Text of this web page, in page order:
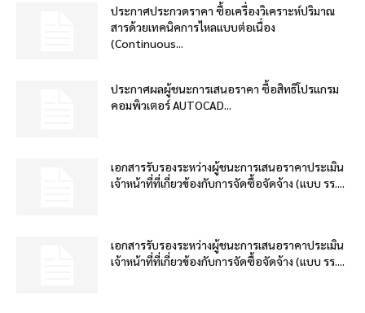
ประกาศประกวดราคา ซื้อเครื่องวิเคราะห์ปริมาณ
สารด้วยเทคนิคการไหลแบบต่อเนื่อง
(Continuous...
ประกาศผลผู้ชนะการเสนอราคา ซื้อสิทธิโปรแกรม
คอมพิวเตอร์ AUTOCAD...
เอกสารรับรองระหว่างผู้ชนะการเสนอราคาประเมิน
เจ้าหน้าที่ที่เกี่ยวข้องกับการจัดซื้อจัดจ้าง (แบบ รร....
เอกสารรับรองระหว่างผู้ชนะการเสนอราคาประเมิน
เจ้าหน้าที่ที่เกี่ยวข้องกับการจัดซื้อจัดจ้าง (แบบ รร....